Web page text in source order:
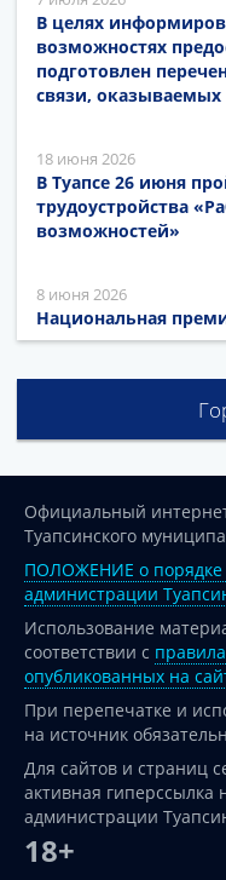
В целях
возможностях
подготовлен
связи, оказываемых
18 июня 2026
В Туапсе 26 июня
трудоустройства
возможностей»
8 июня 2026
Национальная
Официальный
Туапсинского
ПОЛОЖЕНИЕ о порядке
администрации
Использование
соответствии с
опубликованных на
При перепечатке и
на источник
Для сайтов и страниц
активная
администрации
18+